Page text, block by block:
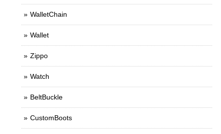
WalletChain
Wallet
Zippo
Watch
BeltBuckle
CustomBoots